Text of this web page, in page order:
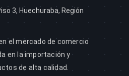
3, Huechuraba, Región
el mercado de comercio
en la importación y
de alta calidad.